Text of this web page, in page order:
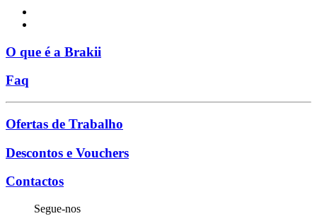
O que é a Brakii
Faq
Ofertas de Trabalho
Descontos e Vouchers
Contactos
Segue-nos